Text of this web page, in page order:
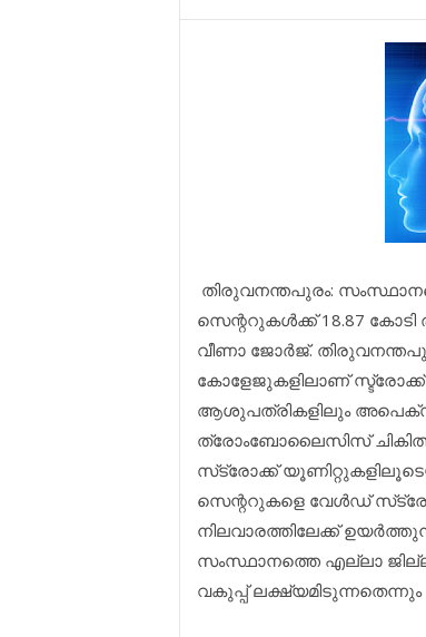
തിരുവനന്തപുരം:
സെന്ററുകള്‍ക്ക് 18.87
വീണാ ജോര്‍ജ്.
കോളേജുകളിലാണ്
ആശുപത്രികളിലും അപെക്‌സ്
ത്രോംബോലൈസിസ്
സ്‌ട്രോക്ക്
സെന്ററുകളെ വേള്‍ഡ്
നിലവാരത്തിലേക്ക്
സംസ്ഥാനത്തെ എല്ലാ
വകുപ്പ് ലക്ഷ്യമിടുന്നതെന്നും